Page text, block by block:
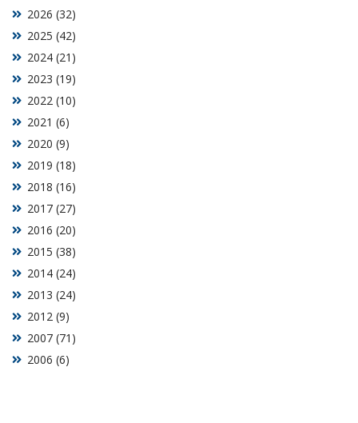
2006 (6)
2007 (71)
2012 (9)
2013 (24)
2014 (24)
2015 (38)
2016 (20)
2017 (27)
2018 (16)
2019 (18)
2020 (9)
2021 (6)
2022 (10)
2023 (19)
2024 (21)
2025 (42)
2026 (32)